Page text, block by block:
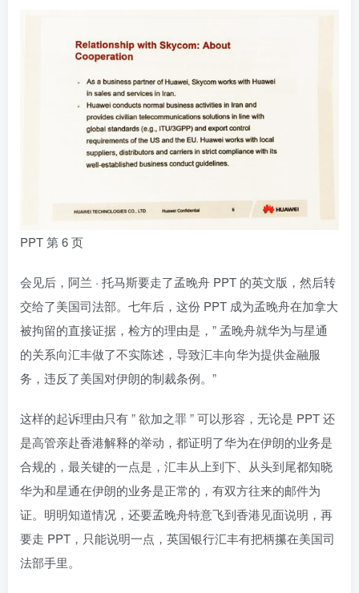
PPT 第 6 页
会见后，阿兰 · 托马斯要走了孟晚舟 PPT 的英文版，然后转
交给了美国司法部。七年后，这份 PPT 成为孟晚舟在加拿大
被拘留的直接证据，检方的理由是，” 孟晚舟就华为与星通
的关系向汇丰做了不实陈述，导致汇丰向华为提供金融服
务，违反了美国对伊朗的制裁条例。”
这样的起诉理由只有 ” 欲加之罪 ” 可以形容，无论是 PPT 还
是高管亲赴香港解释的举动，都证明了华为在伊朗的业务是
合规的，最关键的一点是，汇丰从上到下、从头到尾都知晓
华为和星通在伊朗的业务是正常的，有双方往来的邮件为
证。明明知道情况，还要孟晚舟特意飞到香港见面说明，再
要走 PPT，只能说明一点，英国银行汇丰有把柄攥在美国司
法部手里。